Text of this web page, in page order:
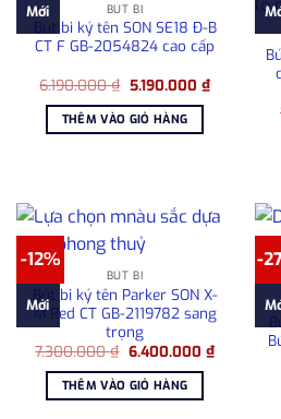
Mới BÚT BI
Bút bi ký tên SON SE18 Đ-B
CT F GB-2054824 cao cấp
6.190.000₫ Giá
là:
6.190.000 ₫.
5.190.000 ₫Giá
hiện
THÊM VÀO GIỎ HÀNG
-12%
Mới
BÚT BI
Bút bi ký tên Parker SON X-
M Red CT GB-2119782 sang
trọng
7.300.000₫ Giá
là:
7.300.000 ₫.
6.400.000 ₫Giá
hiện
THÊM VÀO GIỎ HÀNG
-